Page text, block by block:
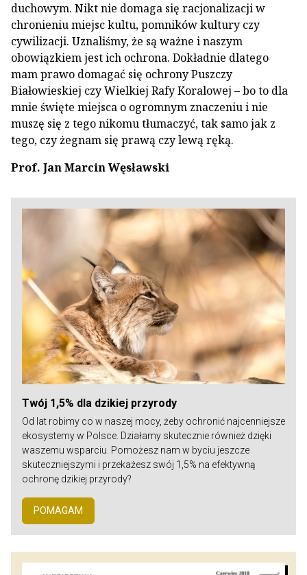
duchowym. Nikt nie domaga się racjonalizacji w
chronieniu miejsc kultu, pomników kultury czy
cywilizacji. Uznaliśmy, że są ważne i naszym
obowiązkiem jest ich ochrona. Dokładnie dlatego
mam prawo domagać się ochrony Puszczy
Białowieskiej czy Wielkiej Rafy Koralowej – bo to dla
mnie święte miejsca o ogromnym znaczeniu i nie
muszę się z tego nikomu tłumaczyć, tak samo jak z
tego, czy żegnam się prawą czy lewą ręką.
Prof. Jan Marcin Węsławski
Twój 1,5% dla dzikiej przyrody
Od lat robimy co w naszej mocy, żeby ochronić najcenniejsze
ekosystemy w Polsce. Działamy skutecznie również dzięki
waszemu wsparciu. Pomożesz nam w byciu jeszcze
skuteczniejszymi i przekażesz swój 1,5% na efektywną
ochronę dzikiej przyrody?
POMAGAM